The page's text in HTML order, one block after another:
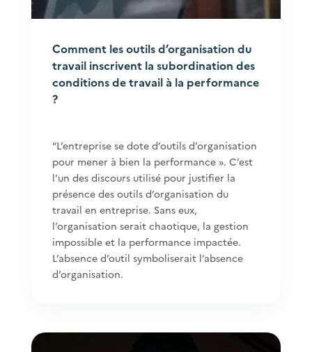
Comment les outils d’organisation du
travail inscrivent la subordination des
conditions de travail à la performance
?
“L’entreprise se dote d’outils d’organisation
pour mener à bien la performance ». C’est
l’un des discours utilisé pour justifier la
présence des outils d’organisation du
travail en entreprise. Sans eux,
l’organisation serait chaotique, la gestion
impossible et la performance impactée.
L’absence d’outil symboliserait l’absence
d’organisation.